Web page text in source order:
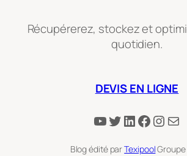
Récupérerez, stockez et
quotidien.
DEVIS EN LIGNE
YouTube
Twitter
LinkedIn
E-mail
Blog édité parTexipoolGroupe